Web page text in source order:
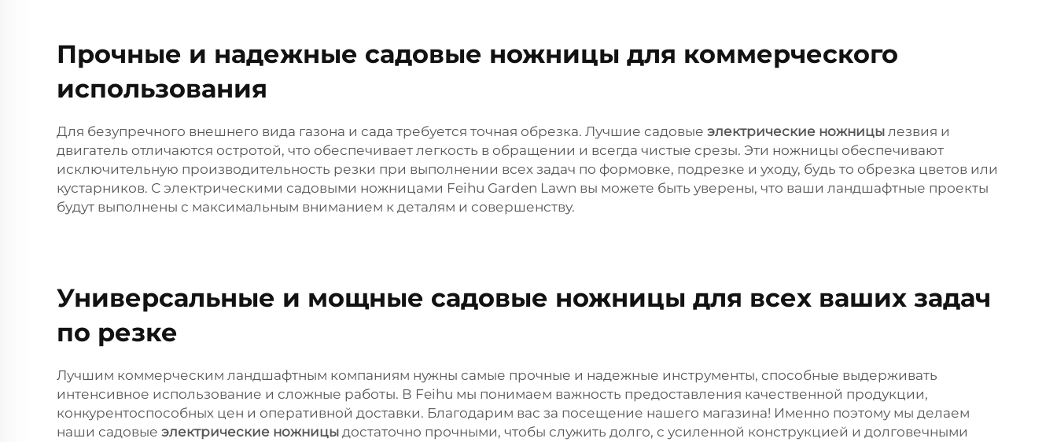
Прочные и надежные садовые ножницы для коммерческого
использования
Для безупречного внешнего вида газона и сада требуется точная обрезка. Лучшие садовые электрические ножницы лезвия и
двигатель отличаются остротой, что обеспечивает легкость в обращении и всегда чистые срезы. Эти ножницы обеспечивают
исключительную производительность резки при выполнении всех задач по формовке, подрезке и уходу, будь то обрезка цветов или
кустарников. С электрическими садовыми ножницами Feihu Garden Lawn вы можете быть уверены, что ваши ландшафтные проекты
будут выполнены с максимальным вниманием к деталям и совершенству.
Универсальные и мощные садовые ножницы для всех ваших задач
по резке
Лучшим коммерческим ландшафтным компаниям нужны самые прочные и надежные инструменты, способные выдерживать
интенсивное использование и сложные работы. В Feihu мы понимаем важность предоставления качественной продукции,
конкурентоспособных цен и оперативной доставки. Благодарим вас за посещение нашего магазина! Именно поэтому мы делаем
наши садовые электрические ножницы достаточно прочными, чтобы служить долго, с усиленной конструкцией и долговечными